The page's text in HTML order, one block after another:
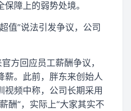
障上的弱势处境。
值”说法引发争议，公司
方回应员工薪酬争议，
薪。此前，胖东来创始人
视频中称，公司长期采用
酬“，实际上“大家其实不